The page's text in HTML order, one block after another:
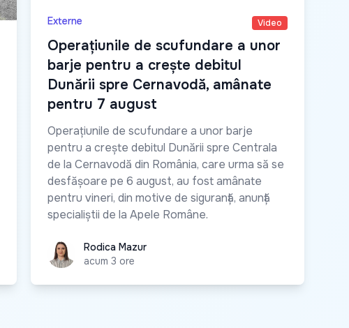
Externe Video
Operațiunile de scufundare a unor
barje pentru a crește debitul
Dunării spre Cernavodă, amânate
pentru 7 august
Operațiunile de scufundare a unor barje
pentru a crește debitul Dunării spre Centrala
de la Cernavodă din România, care urma să se
desfășoare pe 6 august, au fost amânate
pentru vineri, din motive de siguranță, anunță
specialiștii de la Apele Române.
Rodica MazurRodica Mazur
acum 3 ore